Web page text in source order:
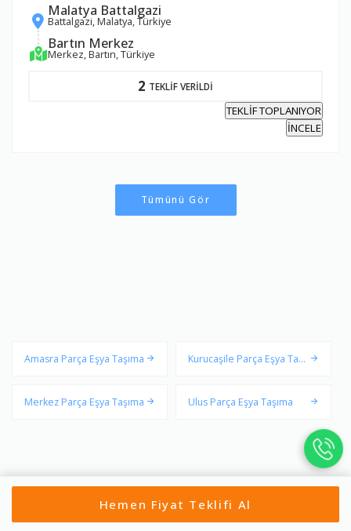
Malatya Battalgazi
Battalgazi, Malatya, Türkiye
Bartın Merkez
Merkez, Bartın, Türkiye
2 TEKLİF VERİLDİ
TEKLİF TOPLANIYOR
İNCELE
Tümünü Gör
Amasra Parça Eşya Taşıma
Kurucaşile Parça Eşya Taşı
Merkez Parça Eşya Taşıma
Ulus Parça Eşya Taşıma
Hemen Fiyat Teklifi Al